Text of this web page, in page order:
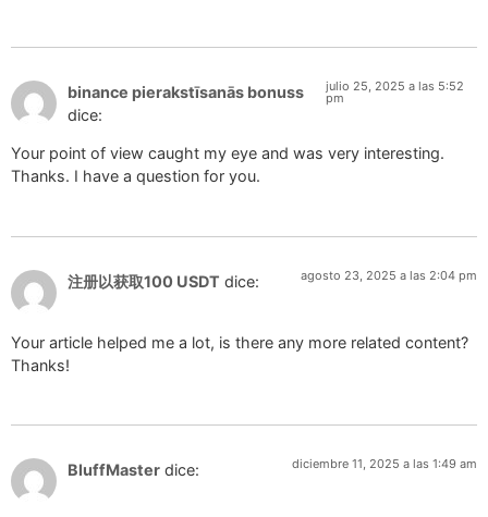
binance pierakstīsanās bonuss
dice:
julio 25, 2025 a las 5:52
pm
Your point of view caught my eye and was very interesting.
Thanks. I have a question for you.
注册以获取100 USDT dice: agosto 23, 2025 a las 2:04 pm
Your article helped me a lot, is there any more related content?
Thanks!
BluffMaster dice: diciembre 11, 2025 a las 1:49 am